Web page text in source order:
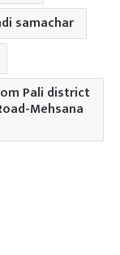
samachar
Pali district
Mehsana